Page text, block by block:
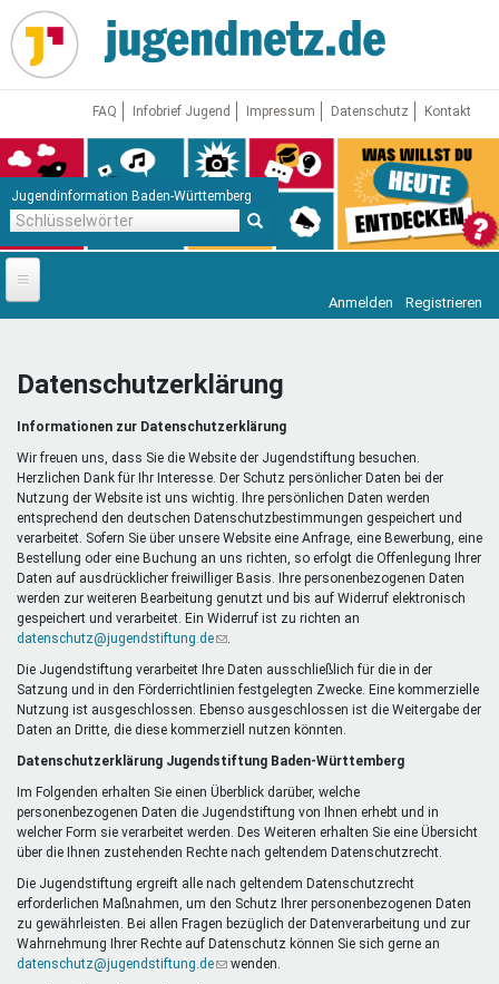
Direkt
zum
Inhalt
FAQ Infobrief Jugend Impressum Datenschutz Kontakt
Jugendinformation Baden-Württemberg
Startseite
Jugendnetz
Freizeit & Reisen
Mentoren & Projekte
Schule & Beruf
Demokratie & Beteiligung
Vor Ort
Anmelden Registrieren
Datenschutzerklärung
Informationen zur Datenschutzerklärung
Wir freuen uns, dass Sie die Website der Jugendstiftung besuchen.
Herzlichen Dank für Ihr Interesse. Der Schutz persönlicher Daten bei der
Nutzung der Website ist uns wichtig. Ihre persönlichen Daten werden
entsprechend den deutschen Datenschutzbestimmungen gespeichert und
verarbeitet. Sofern Sie über unsere Website eine Anfrage, eine Bewerbung, eine
Bestellung oder eine Buchung an uns richten, so erfolgt die Offenlegung Ihrer
Daten auf ausdrücklicher freiwilliger Basis. Ihre personenbezogenen Daten
werden zur weiteren Bearbeitung genutzt und bis auf Widerruf elektronisch
gespeichert und verarbeitet. Ein Widerruf ist zu richten an
datenschutz@jugendstiftung.de(Link
E-
Mail)
Die Jugendstiftung verarbeitet Ihre Daten ausschließlich für die in der
Satzung und in den Förderrichtlinien festgelegten Zwecke. Eine kommerzielle
Nutzung ist ausgeschlossen. Ebenso ausgeschlossen ist die Weitergabe der
Daten an Dritte, die diese kommerziell nutzen könnten.
Datenschutzerklärung Jugendstiftung Baden-Württemberg
Im Folgenden erhalten Sie einen Überblick darüber, welche
personenbezogenen Daten die Jugendstiftung von Ihnen erhebt und in
welcher Form sie verarbeitet werden. Des Weiteren erhalten Sie eine Übersicht
über die Ihnen zustehenden Rechte nach geltendem Datenschutzrecht.
Die Jugendstiftung ergreift alle nach geltendem Datenschutzrecht
erforderlichen Maßnahmen, um den Schutz Ihrer personenbezogenen Daten
zu gewährleisten. Bei allen Fragen bezüglich der Datenverarbeitung und zur
Wahrnehmung Ihrer Rechte auf Datenschutz können Sie sich gerne an
datenschutz@jugendstiftung.de(Linkwenden.